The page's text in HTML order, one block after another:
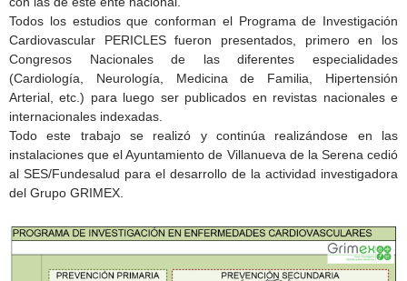
Todos los estudios que conforman el Programa de Investigación
Cardiovascular PERICLES fueron presentados, primero en los
Congresos Nacionales de las diferentes especialidades
(Cardiología, Neurología, Medicina de Familia, Hipertensión
Arterial, etc.) para luego ser publicados en revistas nacionales e
internacionales indexadas.
Todo este trabajo se realizó y continúa realizándose en las
instalaciones que el Ayuntamiento de Villanueva de la Serena cedió
al SES/Fundesalud para el desarrollo de la actividad investigadora
del Grupo GRIMEX.